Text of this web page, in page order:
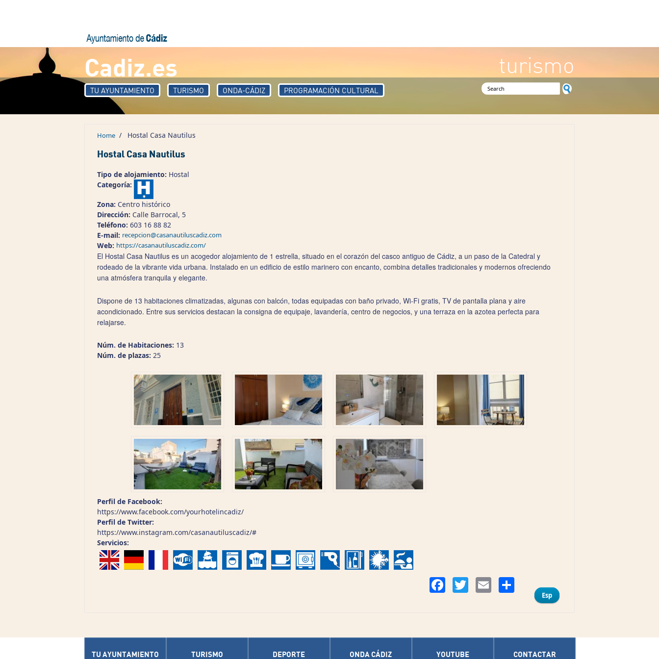
Cadiz.es turismo
TU AYUNTAMIENTO TURISMO ONDA-CÁDIZ PROGRAMACIÓN CULTURAL Search form
Home / Hostal Casa Nautilus
Hostal Casa Nautilus
Tipo de alojamiento: Hostal
Categoría:
Zona: Centro histórico
Dirección: Calle Barrocal, 5
Teléfono: 603 16 88 82
E-mail: recepcion@casanautiluscadiz.com
Web: https://casanautiluscadiz.com/
El Hostal Casa Nautilus es un acogedor alojamiento de 1 estrella, situado en el corazón del casco antiguo de Cádiz, a un paso de la Catedral y
rodeado de la vibrante vida urbana. Instalado en un edificio de estilo marinero con encanto, combina detalles tradicionales y modernos ofreciendo
una atmósfera tranquila y elegante.
Dispone de 13 habitaciones climatizadas, algunas con balcón, todas equipadas con baño privado, Wi‑Fi gratis, TV de pantalla plana y aire
acondicionado. Entre sus servicios destacan la consigna de equipaje, lavandería, centro de negocios, y una terraza en la azotea perfecta para
relajarse.
Núm. de Habitaciones: 13
Núm. de plazas: 25
Perfil de Facebook:
https://www.facebook.com/yourhotelincadiz/
Perfil de Twitter:
https://www.instagram.com/casanautiluscadiz/#
Servicios:
FacebookTwitter Email Compartir
Esp
TU AYUNTAMIENTO TURISMO DEPORTE ONDA CÁDIZ YOUTUBE CONTACTAR